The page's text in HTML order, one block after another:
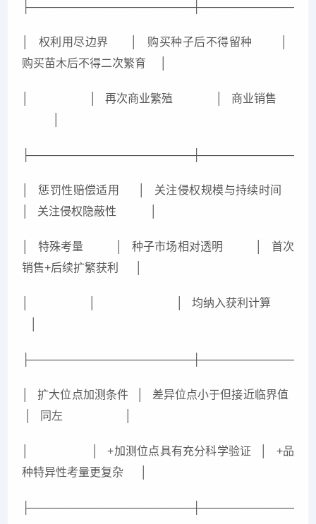
│ 权利用尽边界 │ 购买种子后不得留种 │
购买苗木后不得二次繁育 │
│ │ 再次商业繁殖 │ 商业销售
│ 惩罚性赔偿适用 │ 关注侵权规模与持续时间
│ 关注侵权隐蔽性 │
│ 特殊考量 │ 种子市场相对透明 │ 首次
销售+后续扩繁获利 │
│ │ │ 均纳入获利计算
│ 扩大位点加测条件 │ 差异位点小于但接近临界值
│ 同左 │
│ │ +加测位点具有充分科学验证 │ +品
种特异性考量更复杂 │